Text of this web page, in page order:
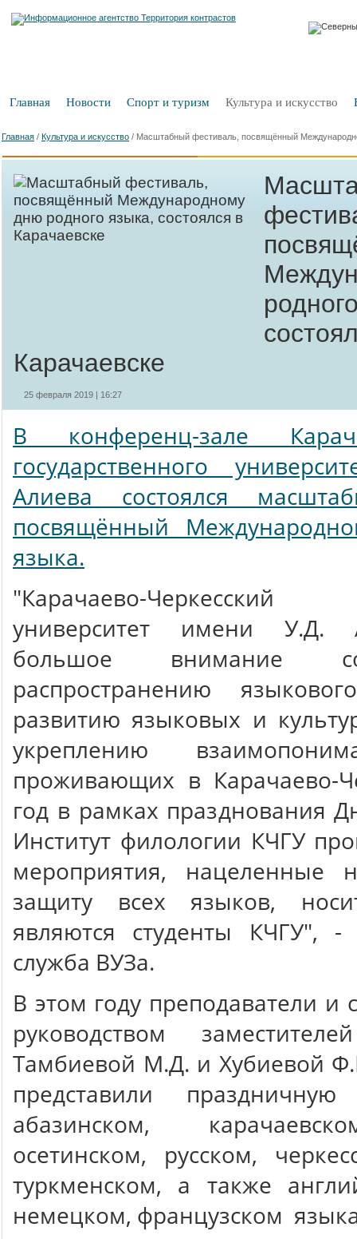
Главная Новости Спорт и туризм Культура и искусство
Главная / Культура и искусство / Масштабный фестиваль, посвящённый
Карачаевске
25 февраля 2019 | 16:27
В конференц-зале
государственного
Алиева состоялся
посвящённый
языка.
"Карачаево-Черкесский
университет имени У.Д.
большое внимание
распространению
развитию языковых и
укреплению
проживающих в Карачаево-
год в рамках празднования
Институт филологии КЧГУ
мероприятия,
защиту всех языков,
являются студенты КЧГУ", -
служба ВУЗа.
В этом году преподаватели и
руководством
Тамбиевой М.Д. и Хубиевой
представили
абазинском,
осетинском, русском,
туркменском, а также
немецком, французском